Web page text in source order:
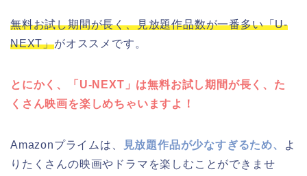
無料お試し期間が長く、見放題作品数が一番多い「U-
NEXT」がオススメです。
とにかく、「U-NEXT」は無料お試し期間が長く、た
くさん映画を楽しめちゃいますよ！
Amazonプライムは、 見放題作品が少なすぎるため、
よ
りたくさんの映画やドラマを楽しむことができませ